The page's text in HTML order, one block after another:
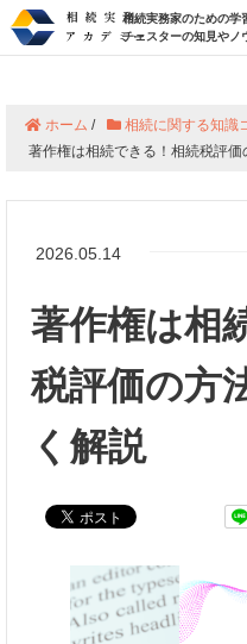
相続実務家のための学
チェスターの知見やノ
ホーム / 相続に関する知識
著作権は相続できる！相続税評
2026.05.14
著作権は相
税評価の方
く解説